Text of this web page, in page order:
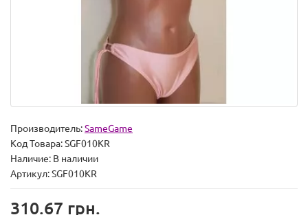
Производитель:SameGame
Код Товара:SGF010KR
Наличие: В наличии
Артикул: SGF010KR
310.67 грн.